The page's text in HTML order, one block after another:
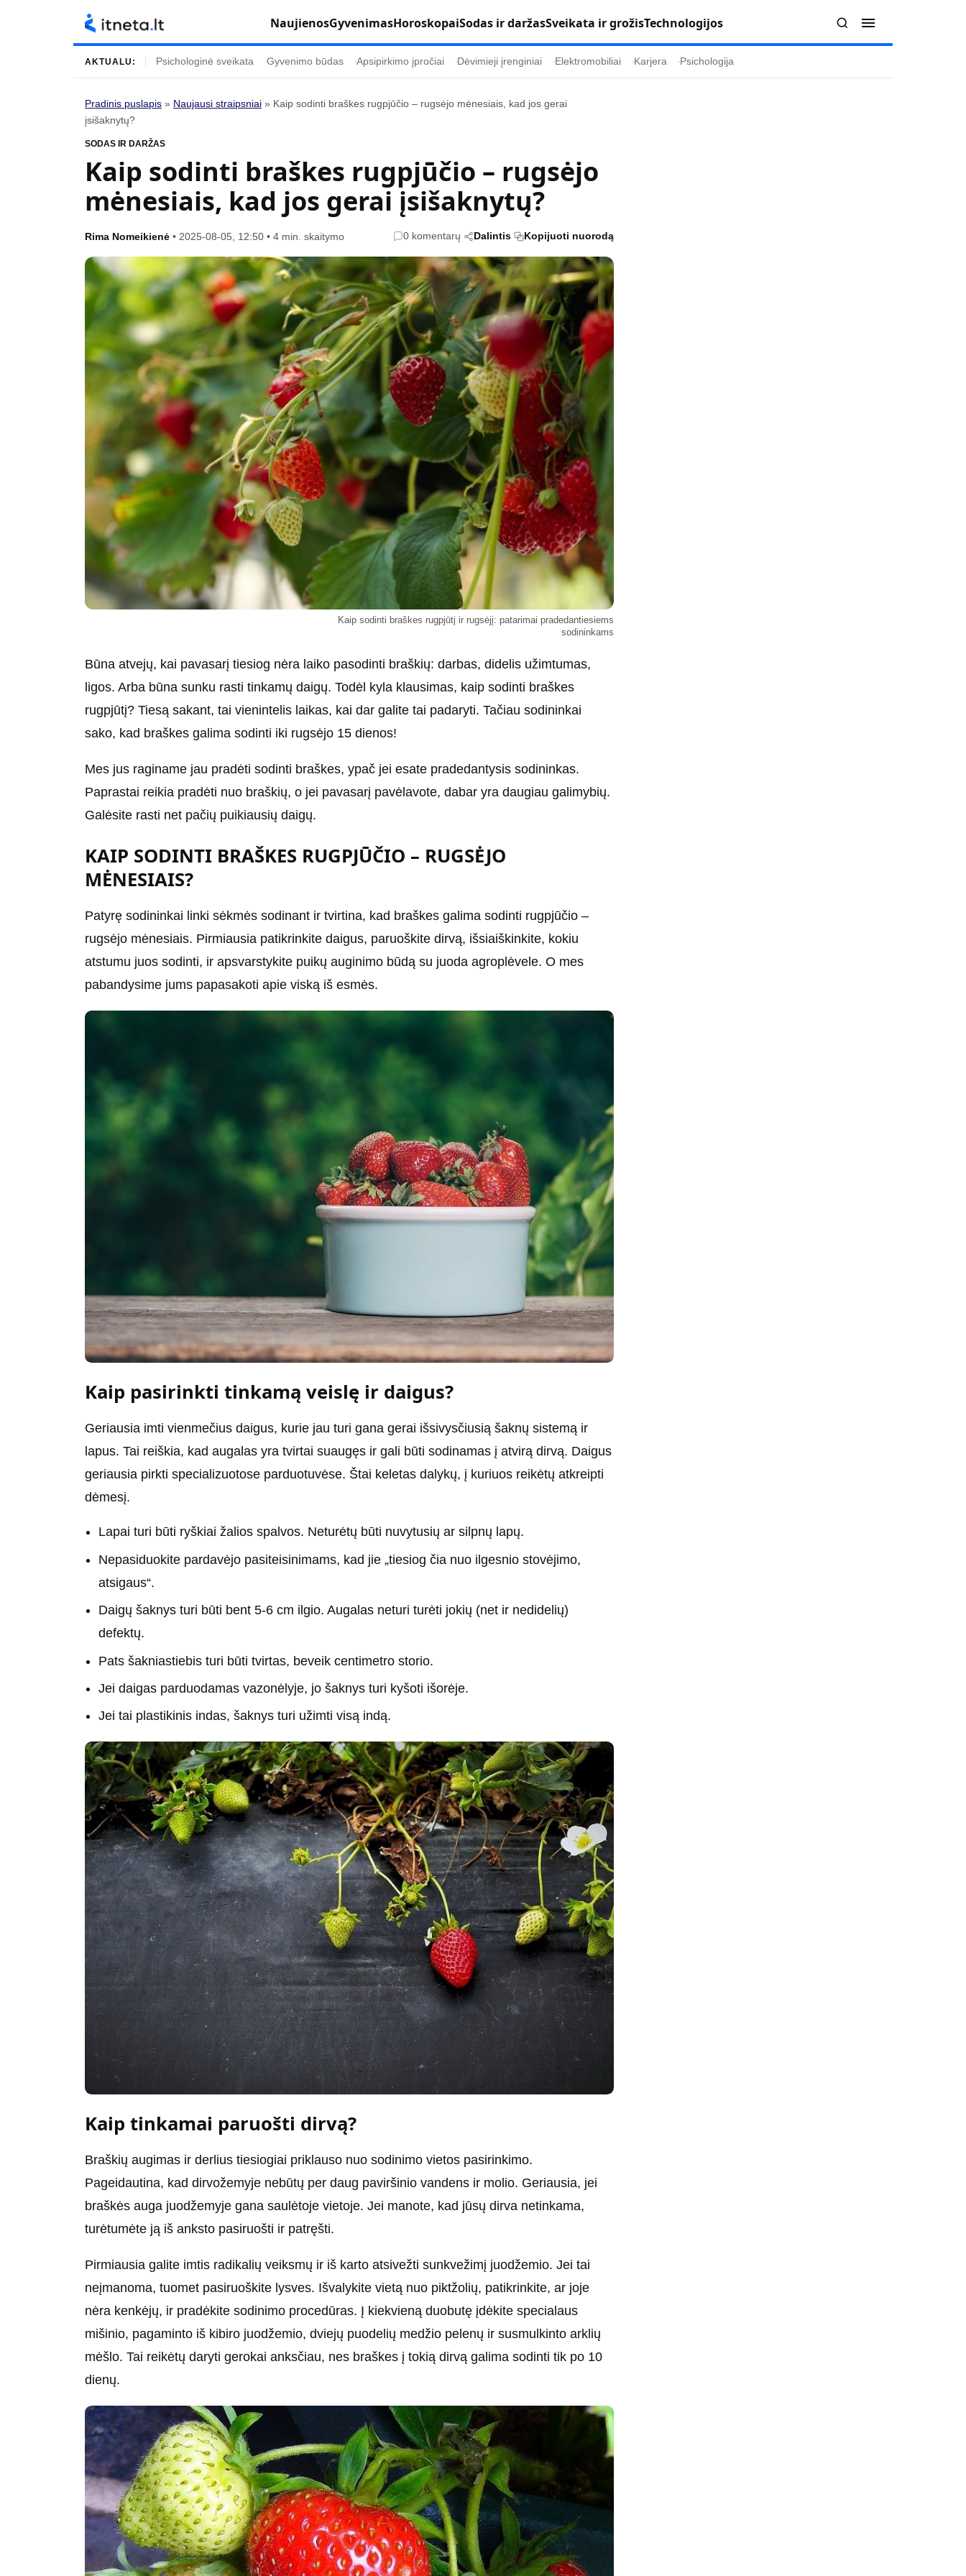
NaujienosGyvenimasHoroskopaiSodas ir daržasSveikata ir grožisTechnologijos
Turinys
Gyvenimas
Įdomybės
Namai ir interjeras
Kulinarija
Technologijos
Tėvai ir vaikai
Sodas ir daržas
Sveikata ir grožis
Tvari mada
Klaidų taisymo politika
Slapukų politika
AKTUALU: Psichologinė sveikata Gyvenimo būdas Apsipirkimo įpročiai Dėvimieji įrenginiai Elektromobiliai Karjera Psichologija
Pradinis puslapis » Naujausi straipsniai » Kaip sodinti braškes rugpjūčio – rugsėjo mėnesiais, kad jos gerai
įsišaknytų?
SODAS IR DARŽAS
Kaip sodinti braškes rugpjūčio – rugsėjo
mėnesiais, kad jos gerai įsišaknytų?
Rima Nomeikienė • 2025-08-05, 12:50 • 4 min. skaitymo 0 komentarų Dalintis Kopijuoti nuorodą
Kaip sodinti braškes rugpjūtį ir rugsėjį: patarimai pradedantiesiems
sodininkams
Būna atvejų, kai pavasarį tiesiog nėra laiko pasodinti braškių: darbas, didelis užimtumas,
ligos. Arba būna sunku rasti tinkamų daigų. Todėl kyla klausimas, kaip sodinti braškes
rugpjūtį? Tiesą sakant, tai vienintelis laikas, kai dar galite tai padaryti. Tačiau sodininkai
sako, kad braškes galima sodinti iki rugsėjo 15 dienos!
Mes jus raginame jau pradėti sodinti braškes, ypač jei esate pradedantysis sodininkas.
Paprastai reikia pradėti nuo braškių, o jei pavasarį pavėlavote, dabar yra daugiau galimybių.
Galėsite rasti net pačių puikiausių daigų.
KAIP SODINTI BRAŠKES RUGPJŪČIO – RUGSĖJO
MĖNESIAIS?
Patyrę sodininkai linki sėkmės sodinant ir tvirtina, kad braškes galima sodinti rugpjūčio –
rugsėjo mėnesiais. Pirmiausia patikrinkite daigus, paruoškite dirvą, išsiaiškinkite, kokiu
atstumu juos sodinti, ir apsvarstykite puikų auginimo būdą su juoda agroplėvele. O mes
pabandysime jums papasakoti apie viską iš esmės.
Kaip pasirinkti tinkamą veislę ir daigus?
Geriausia imti vienmečius daigus, kurie jau turi gana gerai išsivysčiusią šaknų sistemą ir
lapus. Tai reiškia, kad augalas yra tvirtai suaugęs ir gali būti sodinamas į atvirą dirvą. Daigus
geriausia pirkti specializuotose parduotuvėse. Štai keletas dalykų, į kuriuos reikėtų atkreipti
dėmesį.
Lapai turi būti ryškiai žalios spalvos. Neturėtų būti nuvytusių ar silpnų lapų.
Nepasiduokite pardavėjo pasiteisinimams, kad jie „tiesiog čia nuo ilgesnio stovėjimo,
atsigaus“.
Daigų šaknys turi būti bent 5-6 cm ilgio. Augalas neturi turėti jokių (net ir nedidelių)
defektų.
Pats šakniastiebis turi būti tvirtas, beveik centimetro storio.
Jei daigas parduodamas vazonėlyje, jo šaknys turi kyšoti išorėje.
Jei tai plastikinis indas, šaknys turi užimti visą indą.
Kaip tinkamai paruošti dirvą?
Braškių augimas ir derlius tiesiogiai priklauso nuo sodinimo vietos pasirinkimo.
Pageidautina, kad dirvožemyje nebūtų per daug paviršinio vandens ir molio. Geriausia, jei
braškės auga juodžemyje gana saulėtoje vietoje. Jei manote, kad jūsų dirva netinkama,
turėtumėte ją iš anksto pasiruošti ir patręšti.
Pirmiausia galite imtis radikalių veiksmų ir iš karto atsivežti sunkvežimį juodžemio. Jei tai
neįmanoma, tuomet pasiruoškite lysves. Išvalykite vietą nuo piktžolių, patikrinkite, ar joje
nėra kenkėjų, ir pradėkite sodinimo procedūras. Į kiekvieną duobutę įdėkite specialaus
mišinio, pagaminto iš kibiro juodžemio, dviejų puodelių medžio pelenų ir susmulkinto arklių
mėšlo. Tai reikėtų daryti gerokai anksčiau, nes braškes į tokią dirvą galima sodinti tik po 10
dienų.